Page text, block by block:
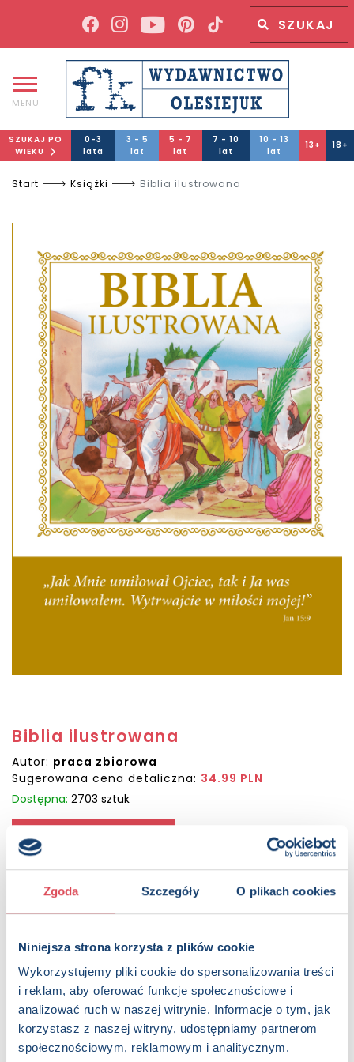
Zgoda Szczegóły O plikach cookies
Niniejsza strona korzysta z plików cookie
Wykorzystujemy pliki cookie do spersonalizowania treści
i reklam, aby oferować funkcje społecznościowe i
analizować ruch w naszej witrynie. Informacje o tym, jak
korzystasz z naszej witryny, udostępniamy partnerom
społecznościowym, reklamowym i analitycznym.
Wyszukiwana fraza
MENU
SZUKAJ PO
WIEKU
0-3
lata
3 - 5
lat
5 - 7
lat
7 - 10
lat
10 - 13
lat
13+ 18+
Start Książki Biblia ilustrowana
Biblia ilustrowana
Autor: praca zbiorowa
Sugerowana cena detaliczna: 34.99 PLN
Dostępna: 2703 sztuk
KUP NA SWIATKSIAZKI.PL
Pięknie ilustrowane wydanie zawiera przystępne
streszczenie ponad 50 historii ze Starego Testamentu oraz
ponad 60 opowieści z Nowego Testamentu. Książka
prowadzi czytelnika przez dzieje biblijnych bohaterów – od
stworzenia świata, przez najważniejsze wydarzenia historii
zbawienia, aż po zmartwychwstanie Jezusa. Barwne
ilustracje i zrozumiały język sprawiają, że lektura jest